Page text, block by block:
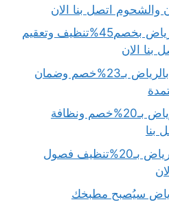
شركة تنظيف مساجد بالرياض بخصم45%تنظيف وتعقيم
كشف تسربات الخزانات بالرياض بـ23%خصم وضمان
شركة تنظيف محلات بالرياض بـ20%خصم ونظافة
شركه تنظيف مدارس بالرياض بـ20%تنظيف فصول
سيُصبح مطبخك